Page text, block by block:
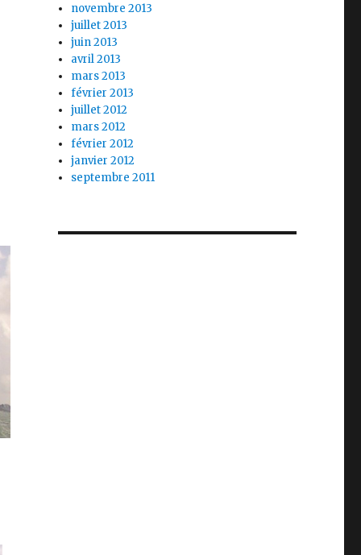
novembre 2013
juillet 2013
juin 2013
avril 2013
mars 2013
février 2013
juillet 2012
mars 2012
février 2012
janvier 2012
septembre 2011